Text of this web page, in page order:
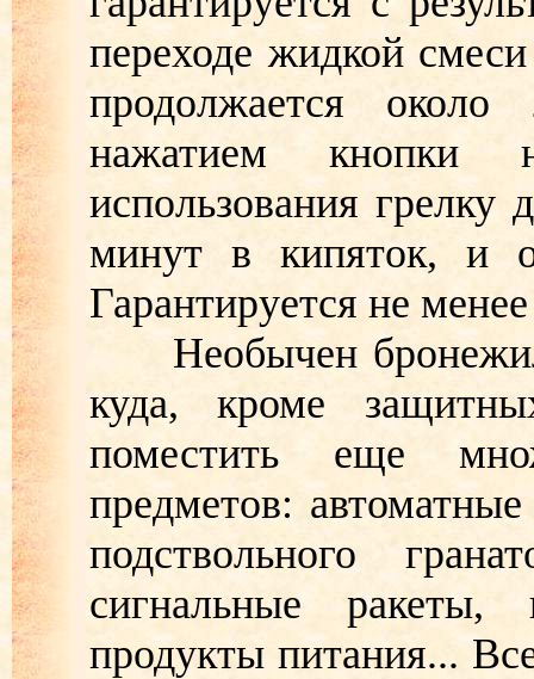
переходе жидкой
продолжается около
нажатием кнопки
использования грелку
минут в кипяток, и
Гарантируется не
Необычен
куда, кроме
поместить еще
предметов:
подствольного
сигнальные ракеты,
продукты питания...